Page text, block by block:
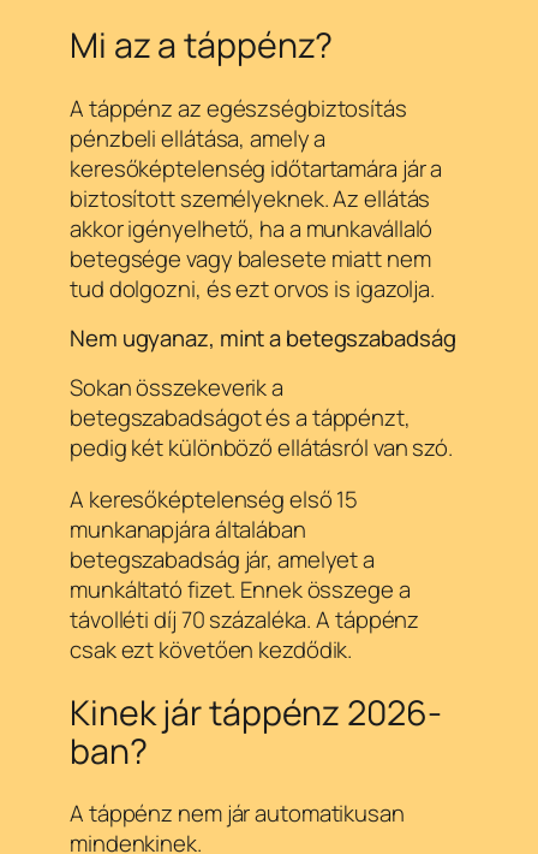
Mi az a táppénz?
A táppénz az egészségbiztosítás
pénzbeli ellátása, amely a
keresőképtelenség időtartamára jár a
biztosított személyeknek. Az ellátás
akkor igényelhető, ha a munkavállaló
betegsége vagy balesete miatt nem
tud dolgozni, és ezt orvos is igazolja.
Nem ugyanaz, mint a betegszabadság
Sokan összekeverik a
betegszabadságot és a táppénzt,
pedig két különböző ellátásról van szó.
A keresőképtelenség első 15
munkanapjára általában
betegszabadság jár, amelyet a
munkáltató fizet. Ennek összege a
távolléti díj 70 százaléka. A táppénz
csak ezt követően kezdődik.
Kinek jár táppénz 2026-
ban?
A táppénz nem jár automatikusan
mindenkinek.